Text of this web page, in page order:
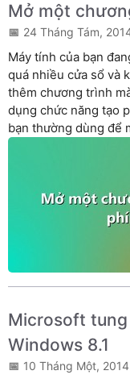
Mở một
24 Tháng Tám,
Máy tính của bạn
quá nhiều cửa sổ và
thêm chương trình
dụng chức năng tạo
bạn thường dùng để
Microsoft
Windows 8.1
10 Tháng Một, 2014